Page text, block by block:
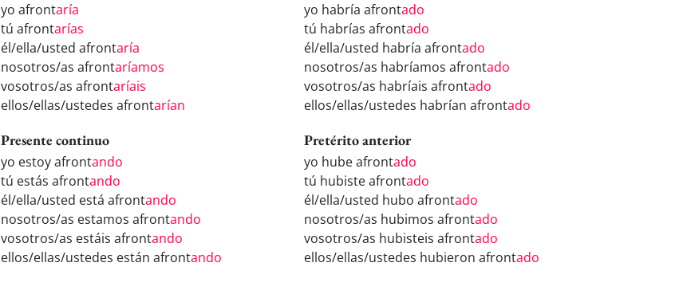
yo afrontaría
tú afrontarías
él/ella/usted afrontaría
nosotros/as afrontaríamos
vosotros/as afrontaríais
ellos/ellas/ustedes afrontarían
yo habría afrontado
tú habrías afrontado
él/ella/usted habría afrontado
nosotros/as habríamos afrontado
vosotros/as habríais afrontado
ellos/ellas/ustedes habrían afrontado
Presente continuo
yo estoy afrontando
tú estás afrontando
él/ella/usted está afrontando
nosotros/as estamos afrontando
vosotros/as estáis afrontando
ellos/ellas/ustedes están afrontando
Pretérito anterior
yo hube afrontado
tú hubiste afrontado
él/ella/usted hubo afrontado
nosotros/as hubimos afrontado
vosotros/as hubisteis afrontado
ellos/ellas/ustedes hubieron afrontado